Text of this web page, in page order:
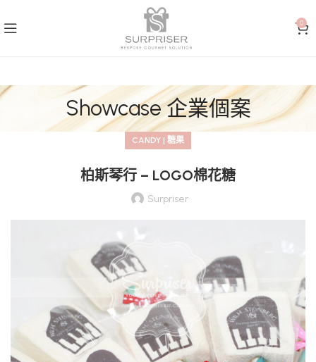
0
Showcase 企業個案
CANDY | 糖果
柏斯琴行 – LOGO棉花糖
Surpriser